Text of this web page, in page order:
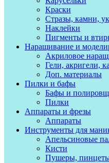
Краски
Стразы, камни,
Наклейки
Пигменты и
Наращивание и
Акриловое
Гели, акригели,
Доп. материалы
Пилки и бафы
Бафы и
Пилки
Аппараты и фрезы
Аппараты
Инструменты для
Апельсиновые
Кисти
Пушеры,